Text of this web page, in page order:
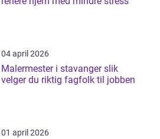
04 april 2026
Malermester i stavanger slik
velger du riktig fagfolk til jobben
01 april 2026